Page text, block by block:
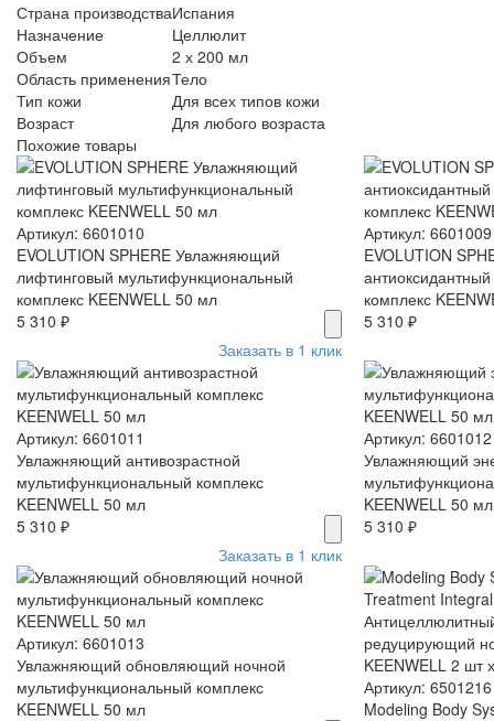
Страна производстваИспания
Назначение
Целлюлит
Объем
2 х 200 мл
Область примененияТело
Тип кожи
Для всех типов кожи
Возраст
Для любого возраста
Похожие товары
Артикул: 6601010
EVOLUTION SPHERE Увлажняющий
лифтинговый мультифункциональный
комплекс KEENWELL 50 мл
5 310 ₽
Заказать в 1 клик
Артикул: 6601009
EVOLUTION
комплекс
5 310 ₽
Артикул: 6601011
Увлажняющий антивозрастной
мультифункциональный комплекс
KEENWELL 50 мл
5 310 ₽
Заказать в 1 клик
Артикул: 6601012
Увлажняющий
KEENWELL 50 мл
5 310 ₽
Артикул: 6601013
Увлажняющий обновляющий ночной
мультифункциональный комплекс
KEENWELL 50 мл
Артикул: 6501216
Modeling Body